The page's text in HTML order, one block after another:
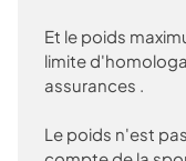
Et le poids
limite
assurances .
Le poids n'est